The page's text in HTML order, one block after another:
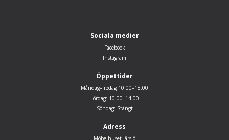
Sociala medier
Facebook
Instagram
Öppettider
Måndag–fredag 10.00–18.00
Lördag: 10.00–14.00
Söndag: Stängt
Adress
Möbelhuset Järsjö